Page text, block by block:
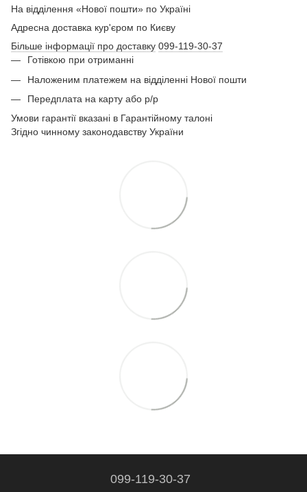
На відділення «Нової пошти» по Україні
Адресна доставка кур'єром по Києву
Більше інформації про доставку 099-119-30-37
Готівкою при отриманні
Наложеним платежем на відділенні Нової пошти
Передплата на карту або р/р
Умови гарантії вказані в Гарантійному талоні
Згідно чинному законодавству України
099-119-30-37